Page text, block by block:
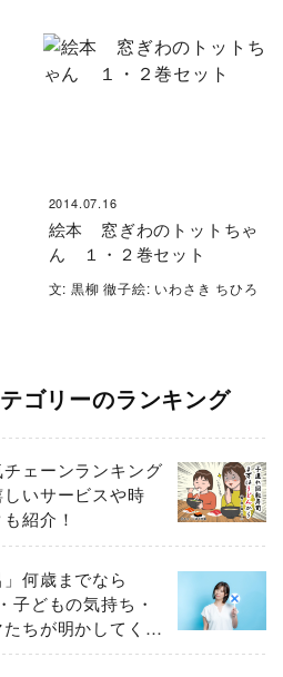
2014.07.16
絵本 窓ぎわのトットちゃ
ん １・２巻セット
文: 黒柳 徹子絵: いわさき ちひろ
ゴリーのランキング
チェーンランキング
いサービスや時
紹介！
」何歳までなら
どもの気持ち・
ちが明かしてくれ
」